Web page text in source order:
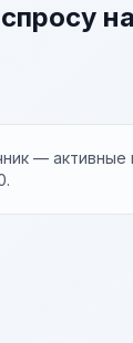
— активные